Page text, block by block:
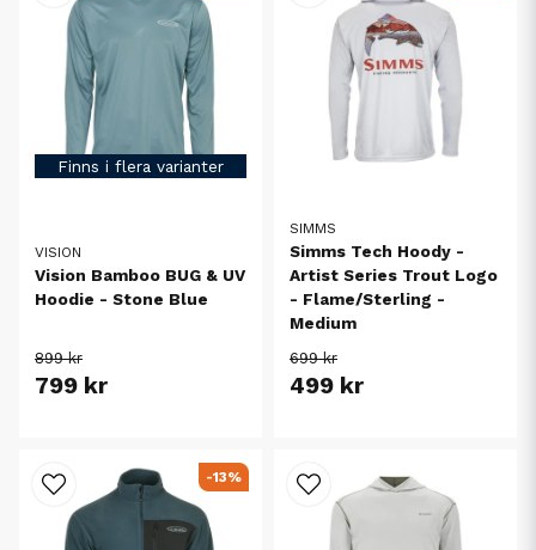
Finns i flera varianter
VISION
Vision Bamboo BUG & UV
Hoodie - Stone Blue
899 kr
799 kr
SIMMS
Simms Tech Hoody -
Artist Series Trout Logo
- Flame/Sterling -
Medium
699 kr
499 kr
-13%